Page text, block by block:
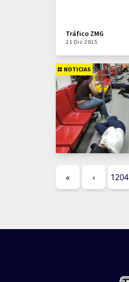
Tráfico ZMG
21 Dic 2015
NOTICIAS
« ‹ 1204